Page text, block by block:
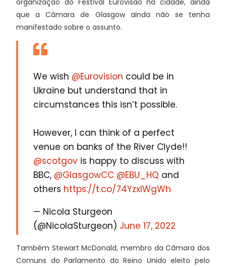
organização do Festival Eurovisão na cidade, ainda
que a Câmara de Glasgow ainda não se tenha
manifestado sobre o assunto.
We wish @Eurovision could be in
Ukraine but understand that in
circumstances this isn’t possible.
However, I can think of a perfect
venue on banks of the River Clyde!!
@scotgov is happy to discuss with
BBC, @GlasgowCC @EBU_HQ and
others https://t.co/74YzxlWgWh
— Nicola Sturgeon
(@NicolaSturgeon) June 17, 2022
Também Stewart McDonald, membro da Câmara dos
Comuns do Parlamento do Reino Unido eleito pelo